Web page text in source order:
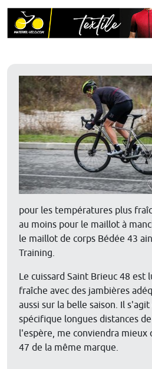
pour les températures plus
au moins pour le maillot à
le maillot de corps Bédée 43
Training.
Le cuissard Saint Brieuc 48 est
fraîche avec des jambières
aussi sur la belle saison. Il
spécifique longues distances
l'espère, me conviendra mieux
47 de la même marque.